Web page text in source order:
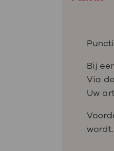
Bij
Via
Uw
wordt.